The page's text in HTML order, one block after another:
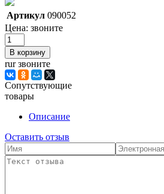
Артикул 090052
Цена: звоните
rur звоните
Сопутствующие
товары
Описание
Оставить отзыв